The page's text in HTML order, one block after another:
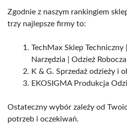
Zgodnie z naszym rankingiem
trzy najlepsze firmy to:
TechMax Sklep Techniczny
Narzędzia | Odzież
K & G. Sprzedaż odzieży i
EKOSIGMA Produkcja
Ostateczny wybór zależy od
potrzeb i oczekiwań.